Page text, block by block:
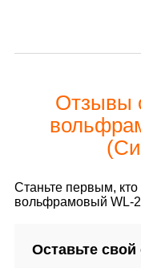
Отзывы
Станьте первым,
вольфрамовый WL-
Оставьте